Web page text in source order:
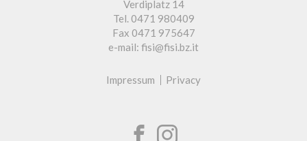
Verdiplatz 14
Tel. 0471 980409
Fax 0471 975647
e-mail: fisi@fisi.bz.it
Impressum Privacy